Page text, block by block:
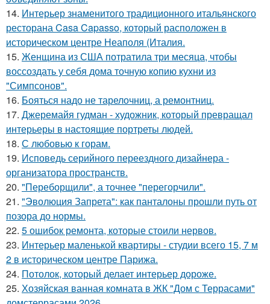
14. Интерьер знаменитого традиционного итальянского
ресторана Casa Capasso, который расположен в
историческом центре Неаполя (Италия.
15. Женщина из США потратила три месяца, чтобы
воссоздать у себя дома точную копию кухни из
"Симпсонов".
16. Бояться надо не тарелочниц, а ремонтниц.
17. Джеремайя гудман - художник, который превращал
интерьеры в настоящие портреты людей.
18. С любовью к горам.
19. Исповедь серийного переездного дизайнера -
организатора пространств.
20. "Переборщили", а точнее "перегорчили".
21. "Эволюция Запрета": как панталоны прошли путь от
позора до нормы.
22. 5 ошибок ремонта, которые стоили нервов.
23. Интерьер маленькой квартиры - студии всего 15, 7 м
2 в историческом центре Парижа.
24. Потолок, который делает интерьер дороже.
25. Хозяйская ванная комната в ЖК "Дом с Террасами"